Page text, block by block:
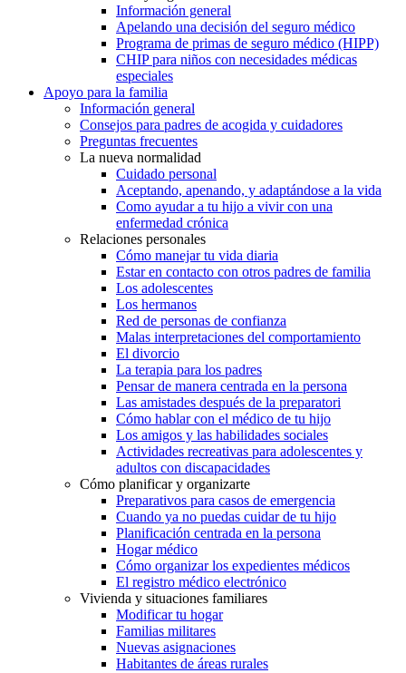
Información general
Apelando una decisión del seguro médico
Programa de primas de seguro médico (HIPP)
CHIP para niños con necesidades médicas
especiales
Apoyo para la familia
Información general
Consejos para padres de acogida y cuidadores
Preguntas frecuentes
La nueva normalidad
Cuidado personal
Aceptando, apenando, y adaptándose a la vida
Como ayudar a tu hijo a vivir con una
enfermedad crónica
Relaciones personales
Cómo manejar tu vida diaria
Estar en contacto con otros padres de familia
Los adolescentes
Los hermanos
Red de personas de confianza
Malas interpretaciones del comportamiento
El divorcio
La terapia para los padres
Pensar de manera centrada en la persona
Las amistades después de la preparatori
Cómo hablar con el médico de tu hijo
Los amigos y las habilidades sociales
Actividades recreativas para adolescentes y
adultos con discapacidades
Cómo planificar y organizarte
Preparativos para casos de emergencia
Cuando ya no puedas cuidar de tu hijo
Planificación centrada en la persona
Hogar médico
Cómo organizar los expedientes médicos
El registro médico electrónico
Vivienda y situaciones familiares
Modificar tu hogar
Familias militares
Nuevas asignaciones
Habitantes de áreas rurales